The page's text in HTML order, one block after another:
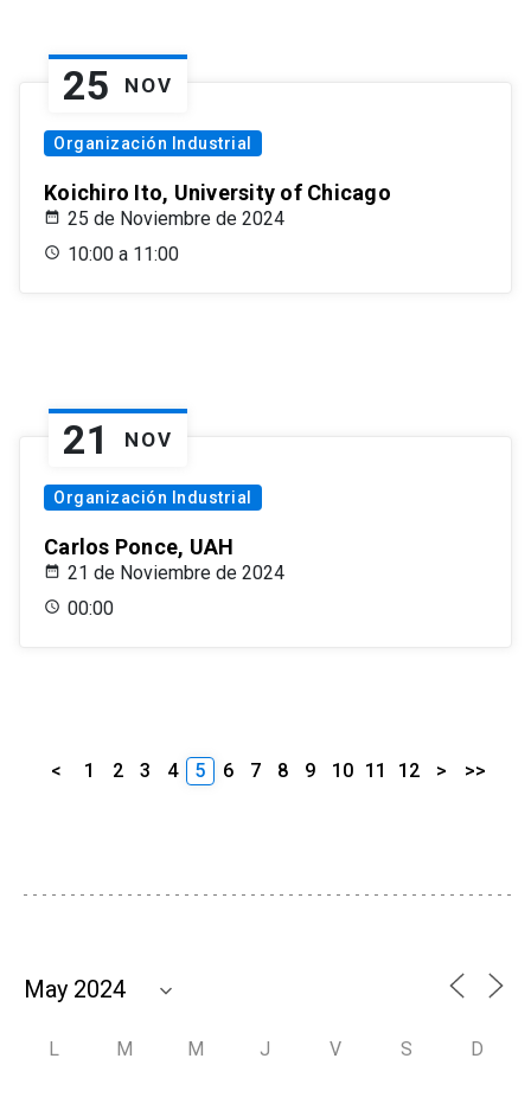
25 NOV
Organización Industrial
Koichiro Ito, University of Chicago
25 de Noviembre de 2024
10:00 a 11:00
21 NOV
Organización Industrial
Carlos Ponce, UAH
21 de Noviembre de 2024
00:00
< 1 2 3 4 5 6 7 8 9 10 11 12 > >>
L M M J V S D